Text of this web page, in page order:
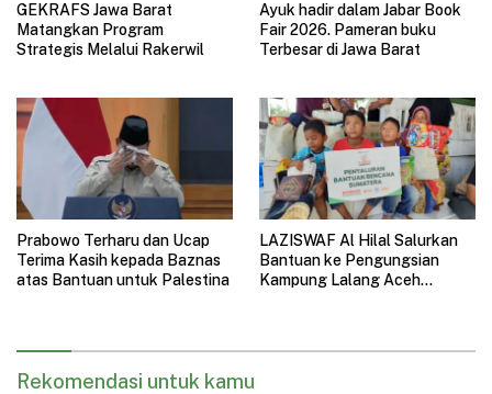
GEKRAFS Jawa Barat
Matangkan Program
Strategis Melalui Rakerwil
Ayuk hadir dalam Jabar Book
Fair 2026. Pameran buku
Terbesar di Jawa Barat
Prabowo Terharu dan Ucap
Terima Kasih kepada Baznas
atas Bantuan untuk Palestina
LAZISWAF Al Hilal Salurkan
Bantuan ke Pengungsian
Kampung Lalang Aceh
Rekomendasi untuk kamu